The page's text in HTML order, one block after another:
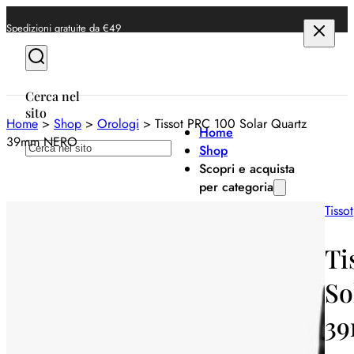
Spedizioni gratuite da €49
Cerca nel
sito
Cerca
Home
Shop
Scopri e acquista
per categoria
Home> Shop > Orologi > Tissot PRC 100 Solar Quartz
39mm NERO
Tissot